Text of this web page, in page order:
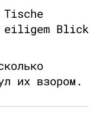
Blick
их взором.